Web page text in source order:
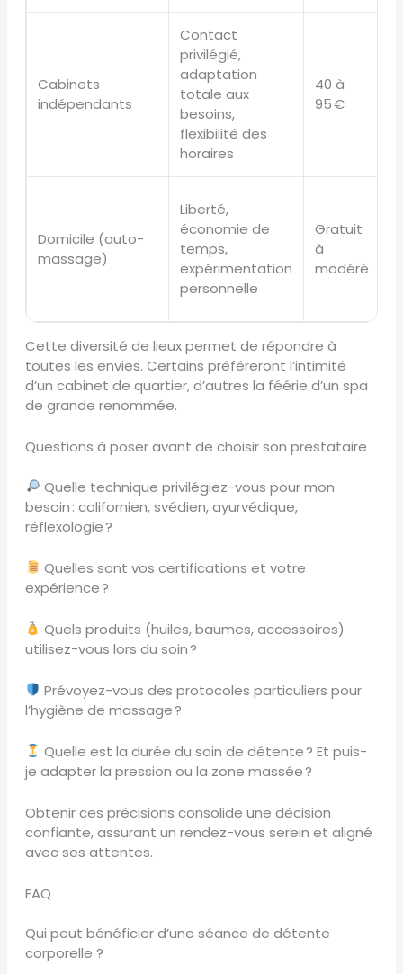
Cabinets
indépendants
Contact
privilégié,
adaptation
totale aux
besoins,
flexibilité des
horaires
40 à
95 €
Domicile (auto-
massage)
Liberté,
économie de
temps,
expérimentation
personnelle
Gratuit
à
modéré
Cette diversité de lieux permet de répondre à
toutes les envies. Certains préféreront l’intimité
d’un cabinet de quartier, d’autres la féérie d’un spa
de grande renommée.
Questions à poser avant de choisir son prestataire
Quelle technique privilégiez-vous pour mon
besoin : californien, svédien, ayurvédique,
réflexologie ?
Quelles sont vos certifications et votre
expérience ?
Quels produits (huiles, baumes, accessoires)
utilisez-vous lors du soin ?
Prévoyez-vous des protocoles particuliers pour
l’hygiène de massage ?
Quelle est la durée du soin de détente ? Et puis-
je adapter la pression ou la zone massée ?
Obtenir ces précisions consolide une décision
confiante, assurant un rendez-vous serein et aligné
avec ses attentes.
FAQ
Qui peut bénéficier d’une séance de détente
corporelle ?